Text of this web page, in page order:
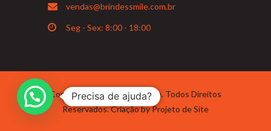
vendas@brindessmile.com.br
Seg - Sex: 8:00 - 18:00
Copyright 2021 Brindes Smile. Todos Direitos
Reservados. Criação byProjeto de Site
Precisa de ajuda?